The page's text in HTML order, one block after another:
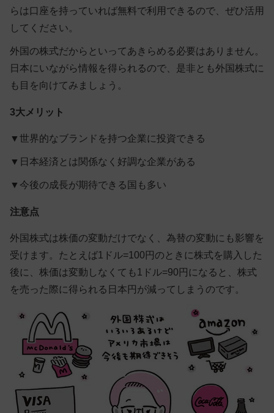
らは口座を持っていれば無料で利用できるので、ぜひ活用
してください。
外国の株式だからといってあきらめる必要はありません。
日本にいながら情報を得られるので、是非とも外国株式に
も目を向けてみましょう。
3大メリット
▼ 世界的なブランドを持つ企業に投資できる
▼ 日本経済とは関係なく好調な企業がある
▼ 今後の成長が期待できる国も多い
注意点
外国株式は株価の変動だけでなく、為替の変動にも影響を
受けます。たとえば1ドル=100円のときに株式を購入した
後に、株価は変動しなくても1ドル=90円になると、株式
を売った際に得られる日本円が減ってしまうのです。